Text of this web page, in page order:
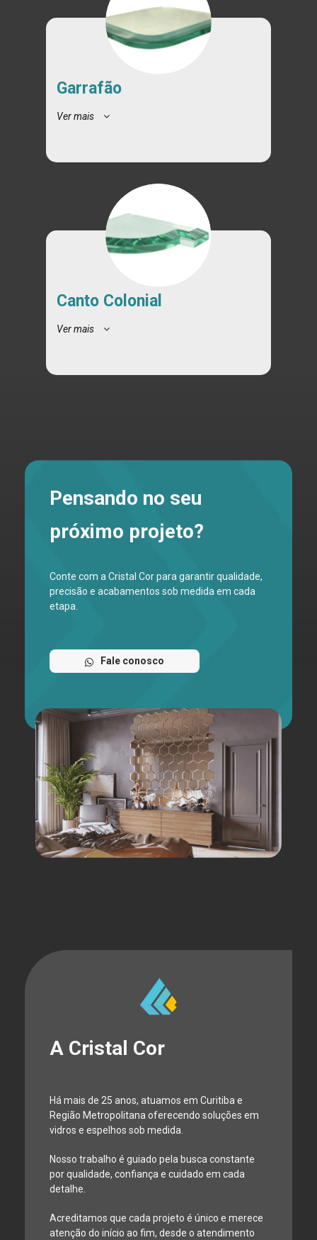
Garrafão
Ver mais
Canto Colonial
Ver mais
Pensando no seu
próximo projeto?
Conte com a Cristal Cor para garantir qualidade,
precisão e acabamentos sob medida em cada
etapa.
Fale conosco
A Cristal Cor
Há mais de 25 anos, atuamos em Curitiba e
Região Metropolitana oferecendo soluções em
vidros e espelhos sob medida.
Nosso trabalho é guiado pela busca constante
por qualidade, confiança e cuidado em cada
detalhe.
Acreditamos que cada projeto é único e merece
atenção do início ao fim, desde o atendimento